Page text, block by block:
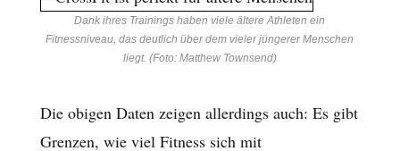
Dank ihres Trainings haben viele ältere Athleten ein
Fitnessniveau, das deutlich über dem vieler jüngerer Menschen
liegt. (Foto: Matthew Townsend)
Die obigen Daten zeigen allerdings auch: Es gibt
Grenzen, wie viel Fitness sich mit